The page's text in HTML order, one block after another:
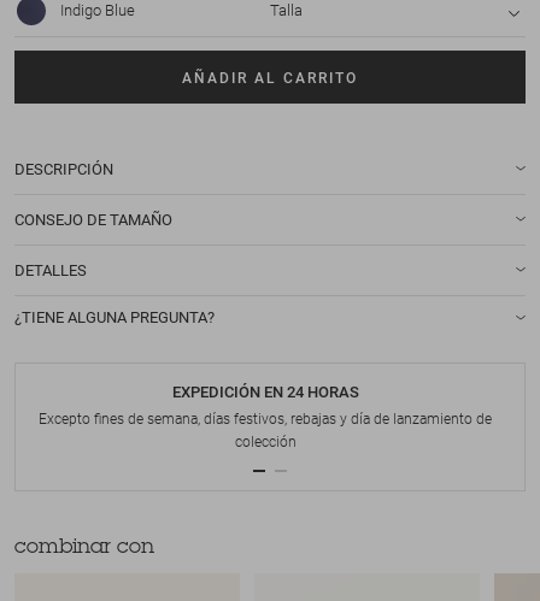
Indigo Blue Talla
AÑADIR AL CARRITO
DESCRIPCIÓN
CONSEJO DE TAMAÑO
DETALLES
¿TIENE ALGUNA PREGUNTA?
EXPEDICIÓN EN 24 HORAS
Excepto fines de semana, días festivos, rebajas y día de lanzamiento de
colección
combinar con